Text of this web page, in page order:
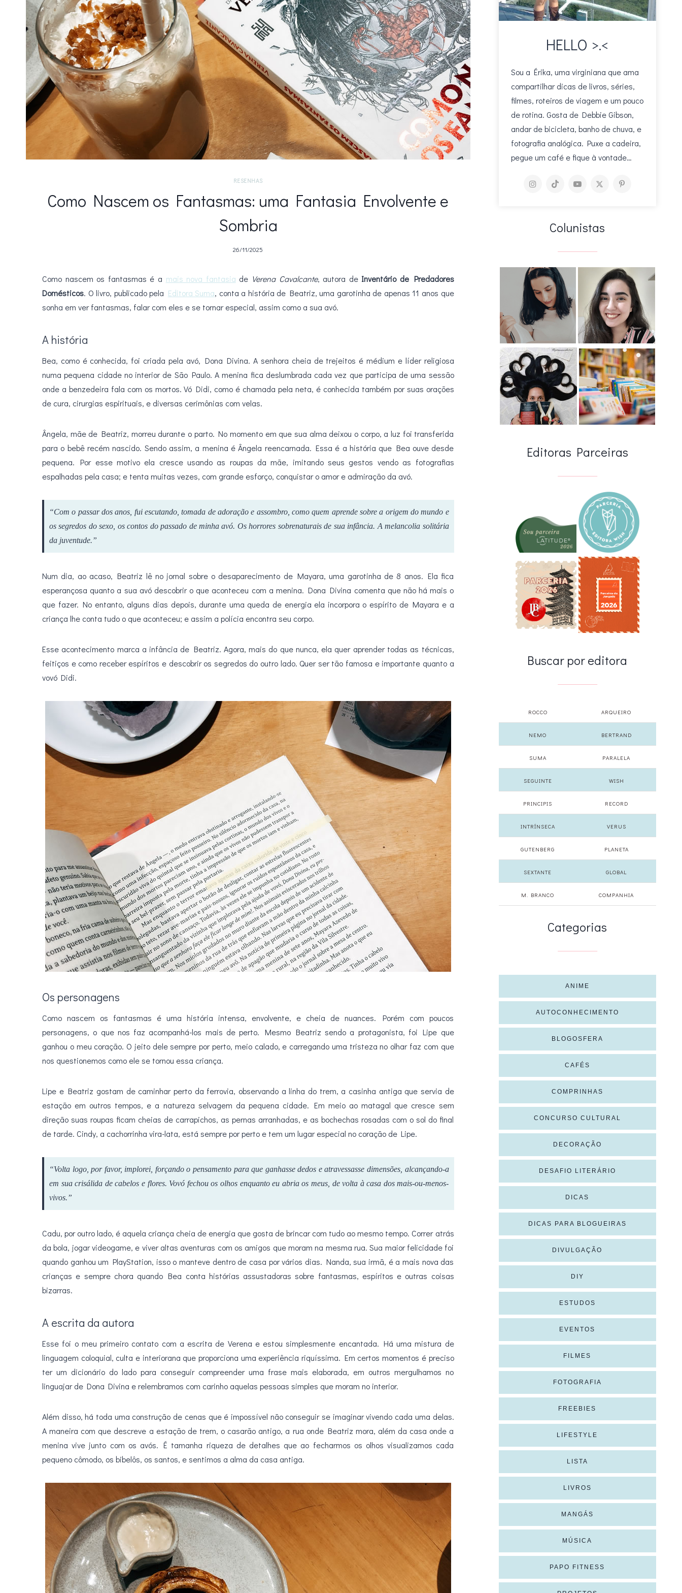
RESENHAS
Como Nascem os Fantasmas: uma Fantasia Envolvente e
Sombria
26/11/2025
Como nascem os fantasmas é a mais nova fantasia de Verena Cavalcante, autora de Inventário de Predadores
Domésticos. O livro, publicado pela Editora Suma, conta a história de Beatriz, uma garotinha de apenas 11 anos que
sonha em ver fantasmas, falar com eles e se tornar especial, assim como a sua avó.
A história
Bea, como é conhecida, foi criada pela avó, Dona Divina. A senhora cheia de trejeitos é médium e líder religiosa
numa pequena cidade no interior de São Paulo. A menina fica deslumbrada cada vez que participa de uma sessão
onde a benzedeira fala com os mortos. Vó Didi, como é chamada pela neta, é conhecida também por suas orações
de cura, cirurgias espirituais, e diversas cerimônias com velas.
Ângela, mãe de Beatriz, morreu durante o parto. No momento em que sua alma deixou o corpo, a luz foi transferida
para o bebê recém nascido. Sendo assim, a menina é Ângela reencarnada. Essa é a história que Bea ouve desde
pequena. Por esse motivo ela cresce usando as roupas da mãe, imitando seus gestos vendo as fotografias
espalhadas pela casa; e tenta muitas vezes, com grande esforço, conquistar o amor e admiração da avó.
“Com o passar dos anos, fui escutando, tomada de adoração e assombro, como quem aprende sobre a origem do mundo e
os segredos do sexo, os contos do passado de minha avó. Os horrores sobrenaturais de sua infância. A melancolia solitária
da juventude.”
Num dia, ao acaso, Beatriz lê no jornal sobre o desaparecimento de Mayara, uma garotinha de 8 anos. Ela fica
esperançosa quanto a sua avó descobrir o que aconteceu com a menina. Dona Divina comenta que não há mais o
que fazer. No entanto, alguns dias depois, durante uma queda de energia ela incorpora o espírito de Mayara e a
criança lhe conta tudo o que aconteceu; e assim a polícia encontra seu corpo.
Esse acontecimento marca a infância de Beatriz. Agora, mais do que nunca, ela quer aprender todas as técnicas,
feitiços e como receber espíritos e descobrir os segredos do outro lado. Quer ser tão famosa e importante quanto a
vovó Didi.
Os personagens
Como nascem os fantasmas é uma história intensa, envolvente, e cheia de nuances. Porém com poucos
personagens, o que nos faz acompanhá-los mais de perto. Mesmo Beatriz sendo a protagonista, foi Lipe que
ganhou o meu coração. O jeito dele sempre por perto, meio calado, e carregando uma tristeza no olhar faz com que
nos questionemos como ele se tornou essa criança.
Lipe e Beatriz gostam de caminhar perto da ferrovia, observando a linha do trem, a casinha antiga que servia de
estação em outros tempos, e a natureza selvagem da pequena cidade. Em meio ao matagal que cresce sem
direção suas roupas ficam cheias de carrapichos, as pernas arranhadas, e as bochechas rosadas com o sol do final
de tarde. Cindy, a cachorrinha vira-lata, está sempre por perto e tem um lugar especial no coração de Lipe.
“Volta logo, por favor, implorei, forçando o pensamento para que ganhasse dedos e atravessasse dimensões, alcançando-a
em sua crisálida de cabelos e flores. Vovó fechou os olhos enquanto eu abria os meus, de volta à casa dos mais-ou-menos-
vivos.”
Cadu, por outro lado, é aquela criança cheia de energia que gosta de brincar com tudo ao mesmo tempo. Correr atrás
da bola, jogar videogame, e viver altas aventuras com os amigos que moram na mesma rua. Sua maior felicidade foi
quando ganhou um PlayStation, isso o manteve dentro de casa por vários dias. Nanda, sua irmã, é a mais nova das
crianças e sempre chora quando Bea conta histórias assustadoras sobre fantasmas, espíritos e outras coisas
bizarras.
A escrita da autora
Esse foi o meu primeiro contato com a escrita de Verena e estou simplesmente encantada. Há uma mistura de
linguagem coloquial, culta e interiorana que proporciona uma experiência riquíssima. Em certos momentos é preciso
ter um dicionário do lado para conseguir compreender uma frase mais elaborada, em outros mergulhamos no
linguajar de Dona Divina e relembramos com carinho aquelas pessoas simples que moram no interior.
Além disso, há toda uma construção de cenas que é impossível não conseguir se imaginar vivendo cada uma delas.
A maneira com que descreve a estação de trem, o casarão antigo, a rua onde Beatriz mora, além da casa onde a
menina vive junto com os avós. É tamanha riqueza de detalhes que ao fecharmos os olhos visualizamos cada
pequeno cômodo, os bibelôs, os santos, e sentimos a alma da casa antiga.
HELLO >.<
Sou a Érika, uma virginiana que ama
compartilhar dicas de livros, séries,
filmes, roteiros de viagem e um pouco
de rotina. Gosta de Debbie Gibson,
andar de bicicleta, banho de chuva, e
fotografia analógica. Puxe a cadeira,
pegue um café e fique à vontade…
Colunistas
Editoras Parceiras
Buscar por editora
ROCCO ARQUEIRO
NEMO BERTRAND
SUMA PARALELA
SEGUINTE WISH
PRINCIPIS RECORD
INTRÍNSECA VERUS
GUTENBERG PLANETA
SEXTANTE GLOBAL
M. BRANCO COMPANHIA
Categorias
ANIME
AUTOCONHECIMENTO
BLOGOSFERA
CAFÉS
COMPRINHAS
CONCURSO CULTURAL
DECORAÇÃO
DESAFIO LITERÁRIO
DICAS
DICAS PARA BLOGUEIRAS
DIVULGAÇÃO
DIY
ESTUDOS
EVENTOS
FILMES
FOTOGRAFIA
FREEBIES
LIFESTYLE
LISTA
LIVROS
MANGÁS
MÚSICA
PAPO FITNESS